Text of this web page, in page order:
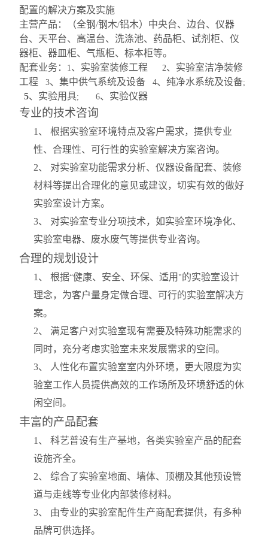
配置的解决方案及实施
主营产品：（全钢/钢木/铝木）中央台、边台、仪器
台、天平台、高温台、洗涤池、药品柜、试剂柜、仪
器柜、器皿柜、气瓶柜、标本柜等。
配套业务：
1、实验室装修工程 2、实验室洁净装修
工程
3、集中供气系统及设备 4、纯净水系统及设备;
5、实验用具; 6、实验仪器
专业的技术咨询
1 、 根据实验室环境特点及客户需求，提供专业
性、合理性、可行性的实验室解决方案咨询。
2、 对实验室功能需求分析、仪器设备配套、装修
材料等提出合理化的意见或建议，切实有效的做好
实验室设计方案。
3、 对实验室专业分项技术，如实验室环境净化、
实验室电器、废水废气等提供专业咨询。
合理的规划设计
1 、 根据“健康、安全、环保、适用 "的实验室设计
理念，为客户量身定做合理、可行的实验室解决方
案。
2、 满足客户对实验室现有需要及特殊功能需求的
同时，充分考虑实验室未来发展需求的空间。
3、 人性化布置实验室室内外环境，更大限度为实
验室工作人员提供高效的工作场所及环境舒适的休
闲空间。
丰富的产品配套
1 、 科艺普设有生产基地，各类实验室产品的配套
设施齐全。
2、 综合了实验室地面、墙体、顶棚及其他预设管
道与走线等专业化内部装修材料。
3、 由专业的实验室配件生产商配套提供，有多种
品牌可供选择。